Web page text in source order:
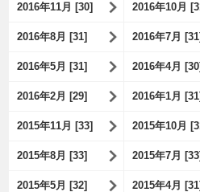
2016年11月 [30] 2016年10月
2016年8月 [31] 2016年7月 [31]
2016年5月 [31] 2016年4月 [30]
2016年2月 [29] 2016年1月 [31]
2015年11月 [33] 2015年10月
2015年8月 [33] 2015年7月 [33]
2015年5月 [32] 2015年4月 [31]